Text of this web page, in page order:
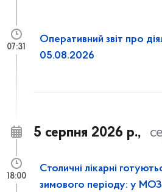
Оперативний звіт про
05.08.2026
07:31
5 серпня 2026 р.,
Столичні лікарні
зимового періоду: у
18:00